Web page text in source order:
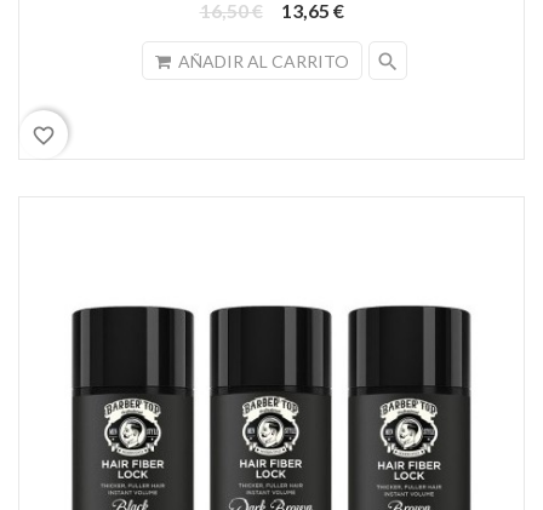
16,50 €
13,65 €
AÑADIR AL CARRITO search
favorite_border